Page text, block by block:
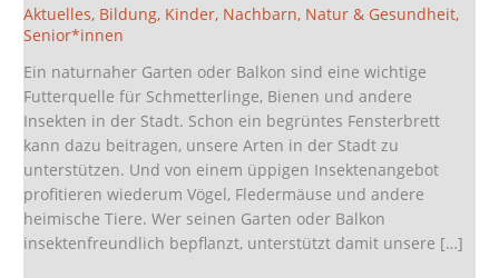
Aktuelles, Bildung, Kinder, Nachbarn, Natur & Gesundheit,
Senior*innen
Ein naturnaher Garten oder Balkon sind eine wichtige
Futterquelle für Schmetterlinge, Bienen und andere
Insekten in der Stadt. Schon ein begrüntes Fensterbrett
kann dazu beitragen, unsere Arten in der Stadt zu
unterstützen. Und von einem üppigen Insektenangebot
profitieren wiederum Vögel, Fledermäuse und andere
heimische Tiere. Wer seinen Garten oder Balkon
insektenfreundlich bepflanzt, unterstützt damit unsere […]
heimische
am
3.
Mai
in
der
Grünwerkstatt